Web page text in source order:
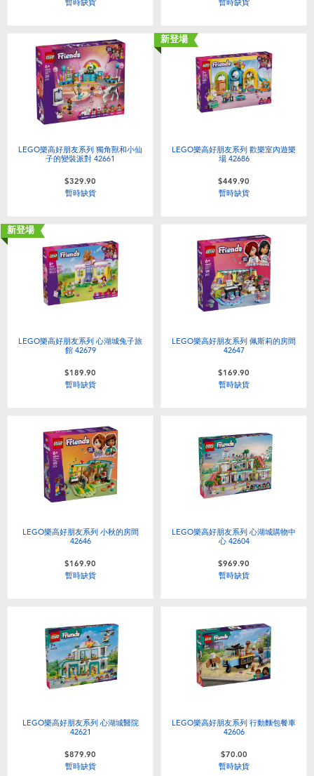
暫時缺貨 暫時缺貨
LEGO樂高好朋友系列 獨角獸和小仙
子的變裝派對 42661
$329.90
暫時缺貨
新登場
LEGO樂高好朋友系列 歡樂室內遊樂
場 42686
$449.90
暫時缺貨
新登場
LEGO樂高好朋友系列 心湖城兔子旅
館 42679
$189.90
暫時缺貨
LEGO樂高好朋友系列 佩斯莉的房間
42647
$169.90
暫時缺貨
LEGO樂高好朋友系列 小秋的房間
42646
$169.90
暫時缺貨
LEGO樂高好朋友系列 心湖城購物中
心 42604
$969.90
暫時缺貨
LEGO樂高好朋友系列 心湖城醫院
42621
$879.90
暫時缺貨
LEGO樂高好朋友系列 行動麵包餐車
42606
$70.00
暫時缺貨